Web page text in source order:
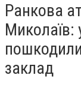
Ранкова
Миколаїв:
заклад